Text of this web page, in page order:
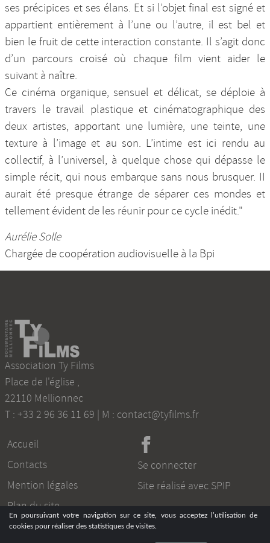
En poursuivant votre navigation sur ce site, vous acceptez l’utilisation de
cookies pour réaliser des statistiques de visites.
ses précipices et ses élans. Et si l’objet final est signé et
appartient entièrement à l’une ou l’autre, il est bel et
bien le fruit de cette interaction constante. Il s’agit donc
d’un parcours croisé où chaque film vient aider le
suivant à naître.
Ce cinéma organique, sensuel et délicat, se déploie à
travers le travail plastique et cinématographique des
deux artistes, apportant une lumière, une teinte, une
texture à l’image et au son. L’intime est ici rendu au
collectif, à l’universel, à quelque chose qui dépasse le
simple récit, qui nous embarque sans nous brusquer. II
aurait été presque étrange de séparer ces mondes et
tellement évident de les réunir pour ce cycle inédit."
Aurélie Solle
Chargée de coopération audiovisuelle à la Bpi
Association Ty Films
Place de l'église ,
22110 Mellionnec
T : +33 2 96 36 11 69 | M : contact@tyfilms.fr
Accueil
Contacts
Mention légales
Plan du site
Se connecter
Site réalisé avec SPIP